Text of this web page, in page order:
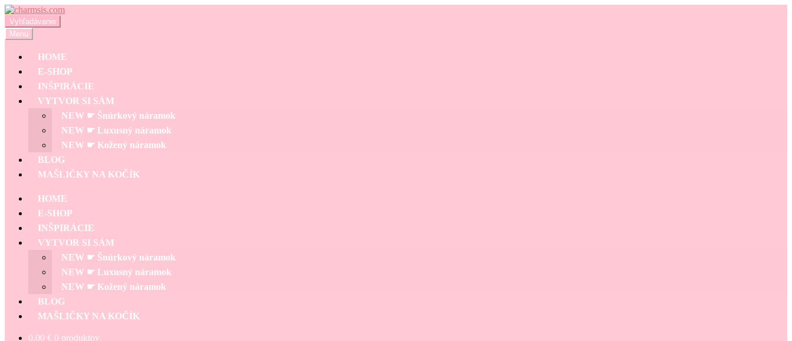
Preskočiť
na
navigáciu
Preskočiť
na
obsah
Hľadať:
Vyhľadávanie
Menu
HOME
E-SHOP
INŠPIRÁCIE
VYTVOR SI SÁM
NEW ☛ Šnúrkový náramok
NEW ☛ Luxusný náramok
NEW ☛ Kožený náramok
BLOG
MAŠLIČKY NA KOČÍK
HOME
E-SHOP
INŠPIRÁCIE
VYTVOR SI SÁM
NEW ☛ Šnúrkový náramok
NEW ☛ Luxusný náramok
NEW ☛ Kožený náramok
BLOG
MAŠLIČKY NA KOČÍK
0.00 € 0 produktov